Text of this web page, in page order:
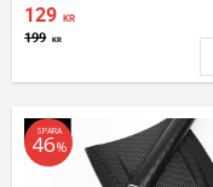
129 KR
199 KR
SPARA
46%